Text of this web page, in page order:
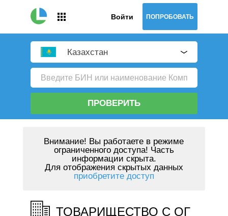
Войти ПОПРОБОВАТЬ
Казахстан
ПРОВЕРИТЬ
Внимание! Вы работаете в режиме
ограниченного доступа! Часть
информации скрыта.
Для отображения скрытых данных
приобретите доступ
ТОВАРИЩЕСТВО С ОГ